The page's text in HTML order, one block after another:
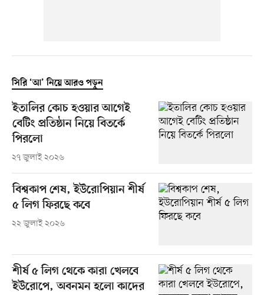
সিরি ‘আ’ নিয়ে আরও পড়ুন
ইতালির কোচ হওয়ার আগেই
বেটিং প্রতিষ্ঠান নিয়ে বিতর্কে
পিরলো
২৭ জুলাই ২০২৬
বিশ্বকাপ শেষ, ইউরোপিয়ান শীর্ষ
৫ লিগ ফিরছে কবে
২২ জুলাই ২০২৬
শীর্ষ ৫ লিগ থেকে কারা খেলবে
ইউরোপে, অবনমন হলো কাদের